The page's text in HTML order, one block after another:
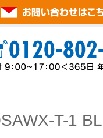
T-1 BL